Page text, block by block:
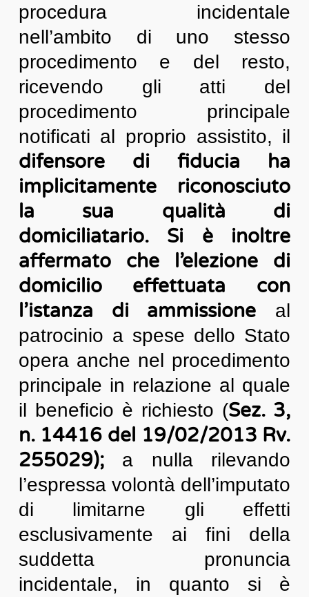
procedura incidentale
nell’ambito di uno stesso
procedimento e del resto,
ricevendo gli atti del
procedimento principale
notificati al proprio assistito, il
difensore di fiducia ha
implicitamente riconosciuto
la sua qualità di
domiciliatario. Si è inoltre
affermato che l’elezione di
domicilio effettuata con
l’istanza di ammissione al
patrocinio a spese dello Stato
opera anche nel procedimento
principale in relazione al quale
il beneficio è richiesto (Sez. 3,
n. 14416 del 19/02/2013 Rv.
255029);a nulla rilevando
l’espressa volontà dell’imputato
di limitarne gli effetti
esclusivamente ai fini della
suddetta pronuncia
incidentale, in quanto si è